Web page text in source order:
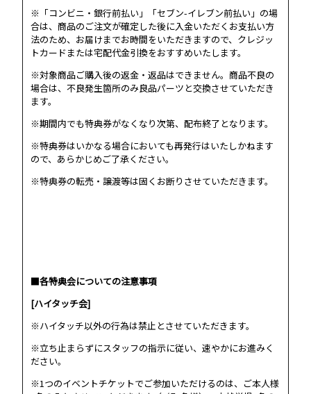
※「コンビニ・銀行前払い」「セブン-イレブン前払い」の場
合は、商品のご注文が確定した後に入金いただくお支払い方
法のため、お届けまでお時間をいただきますので、クレジッ
トカードまたは宅配代金引換をおすすめいたします。
※対象商品ご購入後の返金・返品はできません。商品不良の
場合は、不良発生箇所のみ良品パーツと交換させていただき
ます。
※期間内でも特典券がなくなり次第、配布終了となります。
※特典券はいかなる場合においても再発行はいたしかねます
ので、あらかじめご了承ください。
※特典券の転売・譲渡等は固くお断りさせていただきます。
■各特典会についての注意事項
[ハイタッチ会]
※ハイタッチ以外の行為は禁止とさせていただきます。
※立ち止まらずにスタッフの指示に従い、速やかにお進みく
ださい。
※1つのイベントチケットでご参加いただけるのは、ご本人様